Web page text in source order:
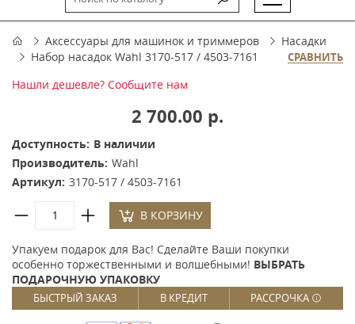
Аксессуары для машинок и триммеров
Насадки
Набор насадок Wahl 3170-517 / 4503-7161
СРАВНИТЬ
Нашли дешевле? Сообщите нам
2 700.00 р.
Доступность: В наличии
Производитель: Wahl
Артикул: 3170-517 / 4503-7161
В КОРЗИНУ
Упакуем подарок для Вас! Сделайте Ваши покупки
особенно торжественными и волшебными! ВЫБРАТЬ
ПОДАРОЧНУЮ УПАКОВКУ
БЫСТРЫЙ ЗАКАЗ В КРЕДИТ РАССРОЧКА